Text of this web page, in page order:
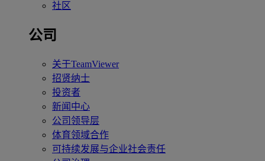
社区
公司
关于TeamViewer
招贤纳士
投资者
新闻中心
公司领导层
体育领域合作
可持续发展与企业社会责任